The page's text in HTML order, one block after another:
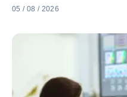
05 / 08 / 2026